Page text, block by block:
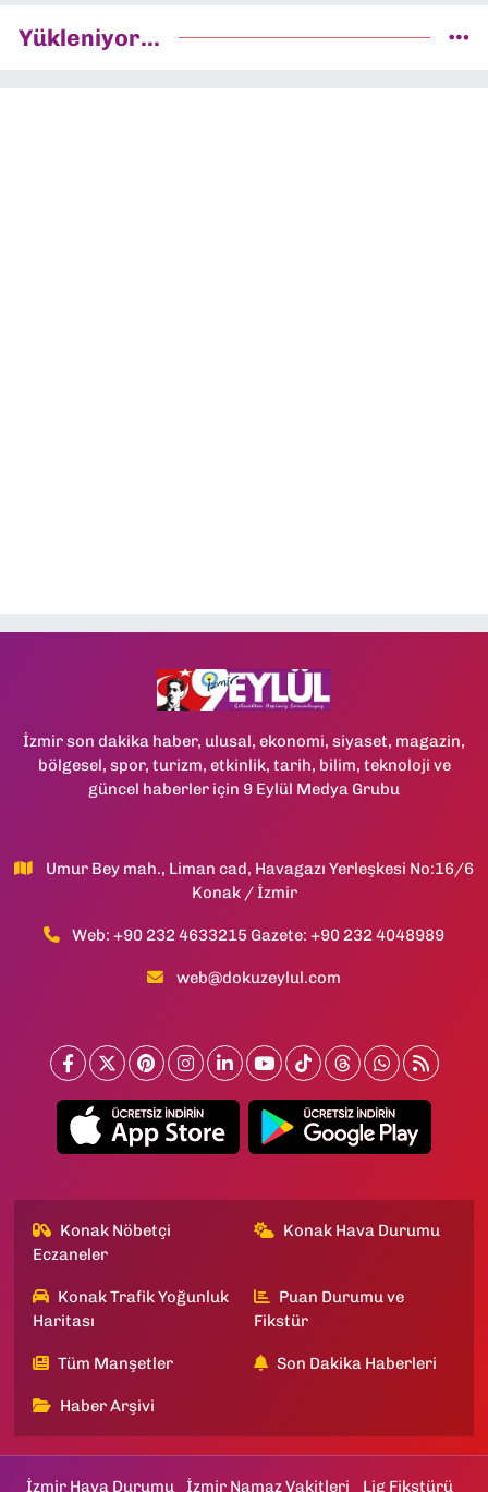
Yükleniyor...
İzmir son dakika haber, ulusal, ekonomi, siyaset, magazin,
bölgesel, spor, turizm, etkinlik, tarih, bilim, teknoloji ve
güncel haberler için 9 Eylül Medya Grubu
Umur Bey mah., Liman cad, Havagazı Yerleşkesi No:16/6
Konak / İzmir
Web: +90 232 4633215 Gazete: +90 232 4048989
web@dokuzeylul.com
Konak Nöbetçi
Eczaneler
Konak Hava Durumu
Konak Trafik Yoğunluk
Haritası
Puan Durumu ve
Fikstür
Tüm Manşetler Son Dakika Haberleri
Haber Arşivi
İzmir Hava Durumu İzmir Namaz Vakitleri Lig Fikstürü